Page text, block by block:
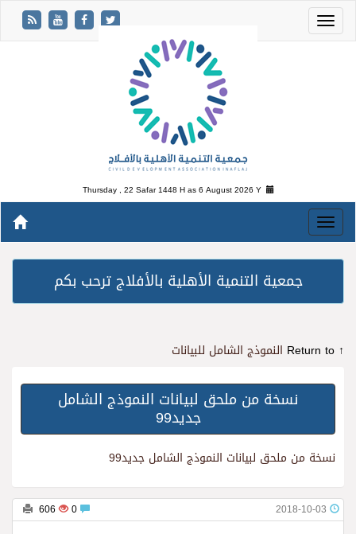
Thursday , 22 Safar 1448 H as6 August 2026 Y
جمعية التنمية الأهلية بالأفلاج ترحب بكم
↑ Return to النموذج الشامل للبيانات
نسخة من ملحق لبيانات النموذج الشامل
جديد99
نسخة من ملحق لبيانات النموذج الشامل جديد99
2018-10-03
606